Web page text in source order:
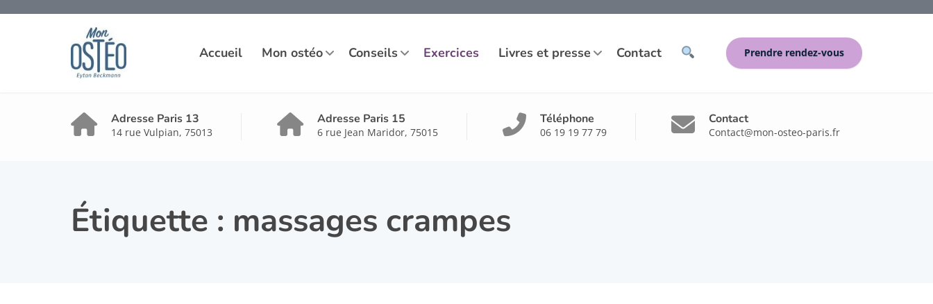
Accueil Mon ostéo Conseils Exercices Livres et presse Contact Prendre rendez-vous
Adresse Paris 13
14 rue Vulpian, 75013
Adresse Paris 15
6 rue Jean Maridor, 75015
Téléphone
06 19 19 77 79
Contact
Contact@mon-osteo-paris.fr
Étiquette : massages crampes